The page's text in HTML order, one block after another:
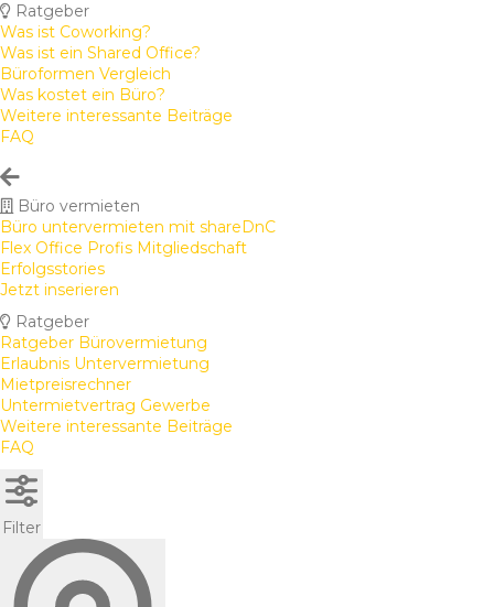
Ratgeber
Was ist Coworking?
Was ist ein Shared Office?
Büroformen Vergleich
Was kostet ein Büro?
Weitere interessante Beiträge
FAQ
Büro vermieten
Büro untervermieten mit shareDnC
Flex Office Profis Mitgliedschaft
Erfolgsstories
Jetzt inserieren
Ratgeber
Ratgeber Bürovermietung
Erlaubnis Untervermietung
Mietpreisrechner
Untermietvertrag Gewerbe
Weitere interessante Beiträge
FAQ
Filter